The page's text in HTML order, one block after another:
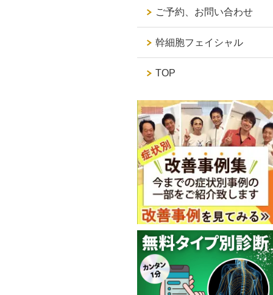
ご予約、お問い合わせ
幹細胞フェイシャル
TOP